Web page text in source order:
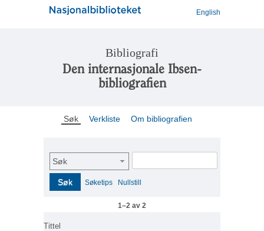
English
Bibliografi
Den internasjonale Ibsen-
bibliografien
Søk Verkliste Om bibliografien
Søk
Søk Søketips Nullstill
1–2 av 2
Tittel